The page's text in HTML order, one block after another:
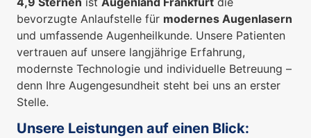
bevorzugte Anlaufstelle für modernes Augenlasern
und umfassende Augenheilkunde. Unsere Patienten
vertrauen auf unsere langjährige Erfahrung,
modernste Technologie und individuelle Betreuung –
denn Ihre Augengesundheit steht bei uns an erster
Stelle.
Unsere Leistungen auf einen Blick: